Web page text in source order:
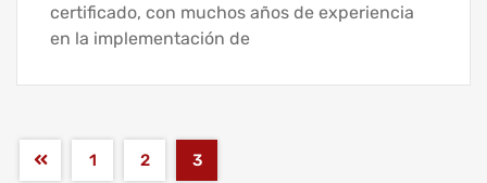
certificado, con muchos años de experiencia
en la implementación de
1 2 3